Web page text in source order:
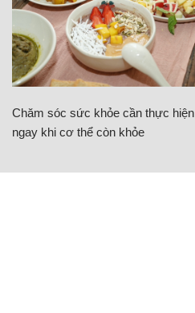
Chăm sóc sức khỏe cần thực hiện
ngay khi cơ thể còn khỏe